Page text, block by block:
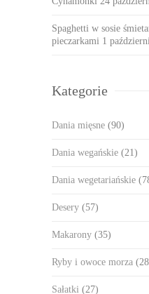
Spaghetti w sosie
pieczarkami 1
Kategorie
Dania mięsne (90)
Dania wegańskie (21)
Dania wegetariańskie
Desery (57)
Makarony (35)
Ryby i owoce morza
Sałatki (27)